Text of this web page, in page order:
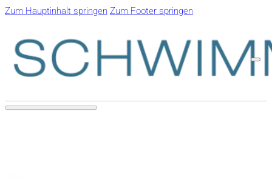
Zum Hauptinhalt springen Zum Footer springen